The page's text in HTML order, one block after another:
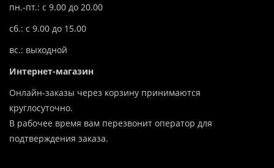
пн.-пт.: с 9.00 до 20.00
сб.: с 9.00 до 15.00
вс.: выходной
Интернет-магазин
Онлайн-заказы через корзину принимаются
круглосуточно.
В рабочее время вам перезвонит оператор для
подтверждения заказа.